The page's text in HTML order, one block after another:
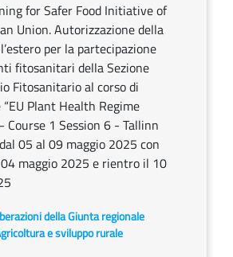
for Safer Food Initiative of
Union. Autorizzazione della
per la partecipazione
fitosanitari della Sezione
Fitosanitario al corso di
Plant Health Regime
Course 1 Session 6 - Tallinn
05 al 09 maggio 2025 con
maggio 2025 e rientro il 10
della Giunta regionale
e sviluppo rurale